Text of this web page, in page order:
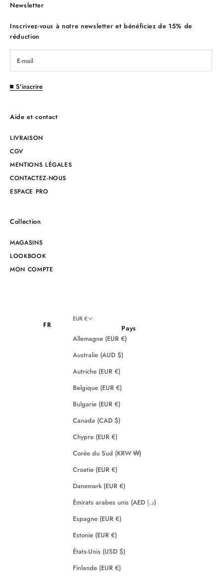
Newsletter
Inscrivez-vous à notre newsletter et bénéficiez de 15% de
réduction
S'inscrire
Aide et contact
LIVRAISON
CGV
MENTIONS LÉGALES
CONTACTEZ-NOUS
ESPACE PRO
Collection
MAGASINS
LOOKBOOK
MON COMPTE
FR
EUR €
Pays
Allemagne (EUR €)
Australie (AUD $)
Autriche (EUR €)
Belgique (EUR €)
Bulgarie (EUR €)
Canada (CAD $)
Chypre (EUR €)
Corée du Sud (KRW ₩)
Croatie (EUR €)
Danemark (EUR €)
Émirats arabes unis (AED د.إ)
Espagne (EUR €)
Estonie (EUR €)
États-Unis (USD $)
Finlande (EUR €)